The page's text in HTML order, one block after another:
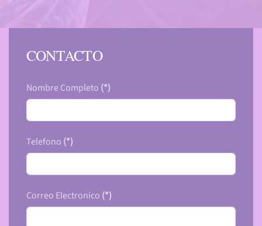
CONTACTO
Nombre Completo (*)
Telefono (*)
Correo Electronico (*)